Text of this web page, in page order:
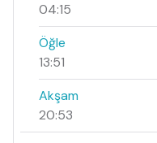
04:15
Öğle
13:51
Akşam
20:53